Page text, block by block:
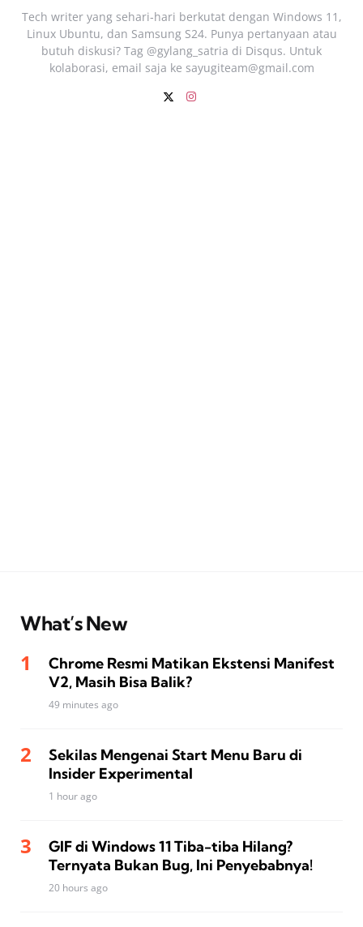
Tech writer yang sehari‑hari berkutat dengan Windows 11,
Linux Ubuntu, dan Samsung S24. Punya pertanyaan atau
butuh diskusi? Tag @gylang_satria di Disqus. Untuk
kolaborasi, email saja ke sayugiteam@gmail.com
What’s New
Chrome Resmi Matikan Ekstensi Manifest
V2, Masih Bisa Balik?
49 minutes ago
Sekilas Mengenai Start Menu Baru di
Insider Experimental
1 hour ago
GIF di Windows 11 Tiba-tiba Hilang?
Ternyata Bukan Bug, Ini Penyebabnya!
20 hours ago